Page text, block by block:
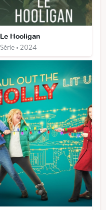
Le Hooligan
Série • 2024